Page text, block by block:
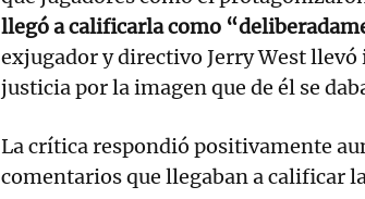
llegó a calificarla como
exjugador y directivo Jerry West llevó
justicia por la imagen que de él se
La crítica respondió positivamente
comentarios que llegaban a calificar